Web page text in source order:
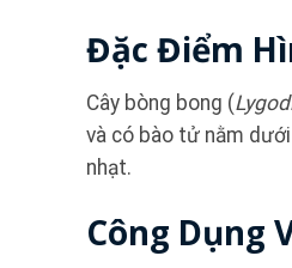
Đặc Điểm
Cây bòng bong (
và có bào tử nằm
nhạt.
Công Dụng